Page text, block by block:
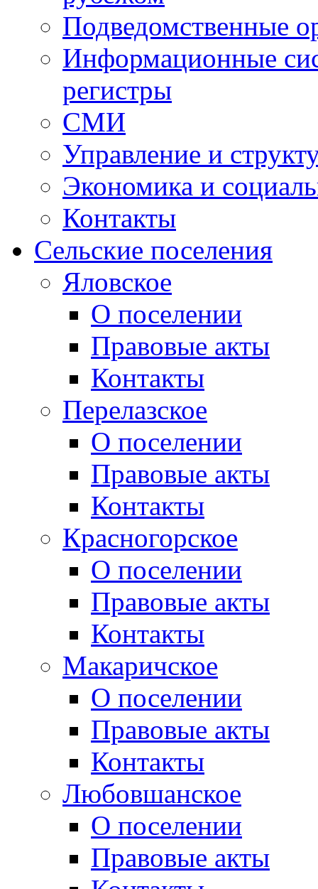
Подведомственные
Информационные
регистры
СМИ
Управление и
Экономика и
Контакты
Сельские поселения
Яловское
О поселении
Правовые акты
Контакты
Перелазское
О поселении
Правовые акты
Контакты
Красногорское
О поселении
Правовые акты
Контакты
Макаричское
О поселении
Правовые акты
Контакты
Любовшанское
О поселении
Правовые акты